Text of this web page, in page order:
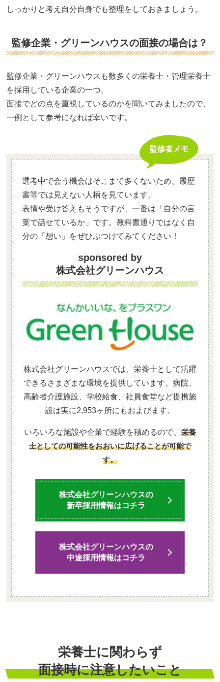
しっかりと考え自分自身でも整理をしておきましょう。
監修企業・グリーンハウスの面接の場合は？
監修企業・グリーンハウスも数多くの栄養士・管理栄養士
を採用している企業の一つ。
面接でどの点を重視しているのかを聞いてみましたので、
一例として参考になれば幸いです。
監修者メモ
選考中で会う機会はそこまで多くないため、履歴
書等では見えない人柄を見ています。
表情や受け答えもそうですが、一番は「自分の言
葉で話せているか」です。教科書通りではなく自
分の「想い」をぜひぶつけてみてください！
sponsored by
株式会社グリーンハウス
株式会社グリーンハウスでは、栄養士として活躍
できるさまざまな環境を提供しています。病院、
高齢者介護施設、学校給食、社員食堂など提携施
設は実に2,953ヶ所にもおよびます。
いろいろな施設や企業で経験を積めるので、 栄養
士としての可能性をおおいに広げることが可能で
す。
株式会社グリーンハウスの
新卒採用情報はコチラ
株式会社グリーンハウスの
中途採用情報はコチラ
栄養士に関わらず
面接時に注意したいこと